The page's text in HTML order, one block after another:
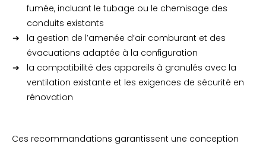
fumée, incluant le tubage ou le chemisage des
conduits existants
la gestion de l’amenée d’air comburant et des
évacuations adaptée à la configuration
la compatibilité des appareils à granulés avec la
ventilation existante et les exigences de sécurité en
rénovation
Ces recommandations garantissent une conception